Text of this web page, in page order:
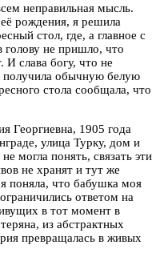
неправильная мысль.
рождения, я решила
стол, где, а главное с
не пришло, что
И слава богу, что не
получила обычную белую
стола сообщала, что
Георгиевна, 1905 года
улица Турку, дом и
могла понять, связать эти
не хранят и тут же
поняла, что бабушка моя
ответом на
в тот момент в
из абстрактных
превращалась в живых